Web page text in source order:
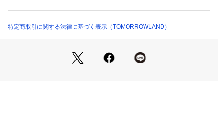
店舗にお問い合わせの際は、下記の商品番号をお申し付けくだ
商品番号：1095000017556 （モール）
特定商取引に関する法律に基づく表示（TOMORROWLAND）